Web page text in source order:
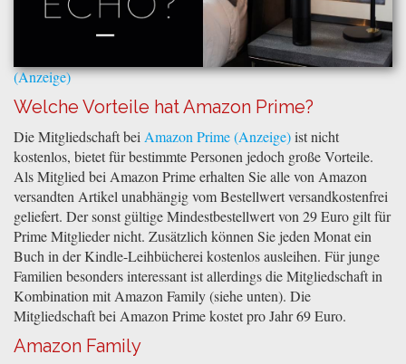
Welche Vorteile hat Amazon Prime?
Die Mitgliedschaft bei Amazon Prime
ist nicht
kostenlos, bietet für bestimmte Personen jedoch große Vorteile.
Als Mitglied bei Amazon Prime erhalten Sie alle von Amazon
versandten Artikel unabhängig vom Bestellwert versandkostenfrei
geliefert. Der sonst gültige Mindestbestellwert von 29 Euro gilt für
Prime Mitglieder nicht. Zusätzlich können Sie jeden Monat ein
Buch in der Kindle-Leihbücherei kostenlos ausleihen. Für junge
Familien besonders interessant ist allerdings die Mitgliedschaft in
Kombination mit Amazon Family (siehe unten). Die
Mitgliedschaft bei Amazon Prime kostet pro Jahr 69 Euro.
Amazon Family